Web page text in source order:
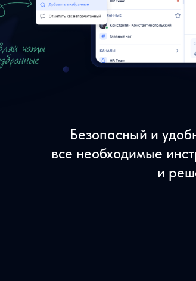
Безопасный и
все необходимые
и